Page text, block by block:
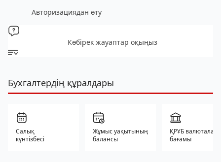
Авторизациядан өту
Көбірек жауаптар оқыңыз
Бухгалтердің құралдары
Салық
күнтізбесі
Жұмыс уақытының
балансы
ҚРҰБ валюталар
бағамы